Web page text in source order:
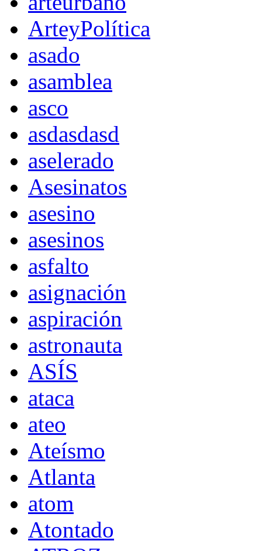
ArteyPolítica
asado
asamblea
asco
asdasdasd
aselerado
Asesinatos
asesino
asesinos
asfalto
asignación
aspiración
astronauta
ASÍS
ataca
ateo
Ateísmo
Atlanta
atom
Atontado